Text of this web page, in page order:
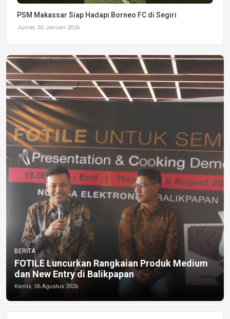
PSM Makassar Siap Hadapi Borneo FC di Segiri
Jumat, 02 Januari 2026
BERITA
FOTILE Luncurkan Rangkaian Produk Medium
dan New Entry di Balikpapan
Kamis, 06 Agustus 2026